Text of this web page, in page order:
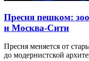
Пресня пешком:
и Москва-Сити
Пресня меняется от
до модернистской